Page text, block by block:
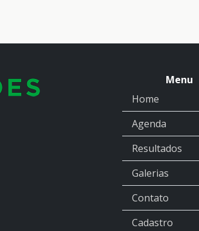
Menu
Home
Agenda
Resultados
Galerias
Contato
Cadastro